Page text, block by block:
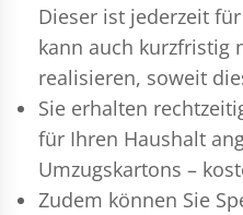
Dieser ist jederzeit
kann auch kurzfristig
realisieren, soweit
Sie erhalten
für Ihren Haushalt
Umzugskartons –
Zudem können Sie